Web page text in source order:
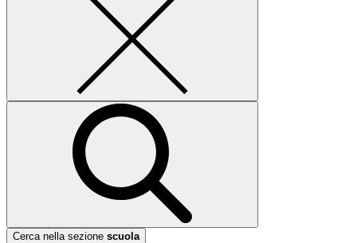
Cerca nella sezione scuola